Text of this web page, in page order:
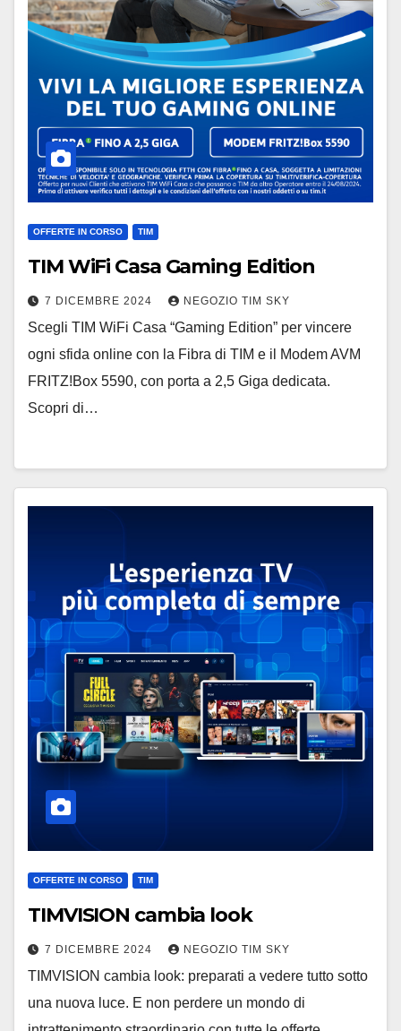
OFFERTE IN CORSO TIM
TIM WiFi Casa Gaming Edition
7 DICEMBRE 2024 NEGOZIO TIM SKY
Scegli TIM WiFi Casa “Gaming Edition” per vincere
ogni sfida online con la Fibra di TIM e il Modem AVM
FRITZ!Box 5590, con porta a 2,5 Giga dedicata.
Scopri di…
OFFERTE IN CORSO TIM
TIMVISION cambia look
7 DICEMBRE 2024 NEGOZIO TIM SKY
TIMVISION cambia look: preparati a vedere tutto sotto
una nuova luce. E non perdere un mondo di